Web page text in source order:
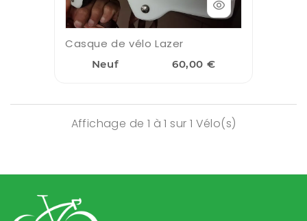
Casque de vélo Lazer
Neuf 60,00 €
Affichage de 1 à 1 sur 1 Vélo(s)